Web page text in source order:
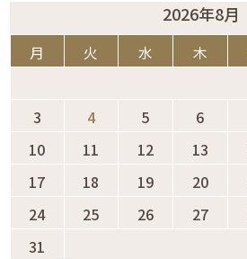
2026年8月
月 火 水 木
3
4 5 6
10
11 12 13
17
18 19 20
24
25 26 27
31